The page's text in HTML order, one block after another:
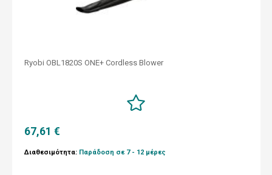
Ryobi OBL1820S ONE+ Cordless Blower
67,61 €
Διαθεσιμότητα: Παράδοση σε 7 - 12 μέρες